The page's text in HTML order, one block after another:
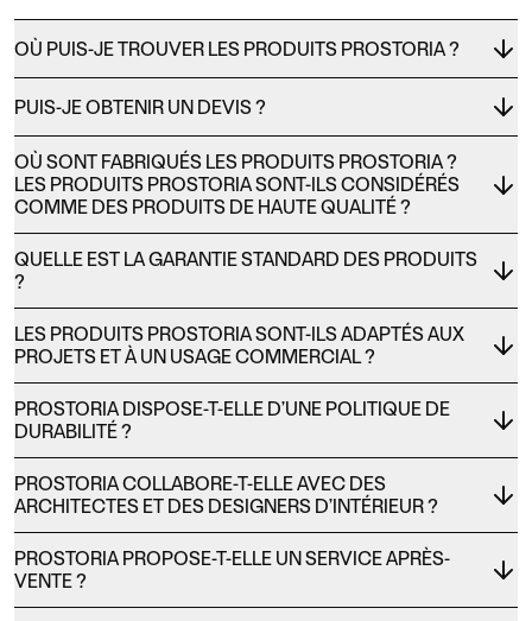
OÙ PUIS-JE TROUVER LES PRODUITS PROSTORIA ?
PUIS-JE OBTENIR UN DEVIS ?
OÙ SONT FABRIQUÉS LES PRODUITS PROSTORIA ?
LES PRODUITS PROSTORIA SONT-ILS CONSIDÉRÉS
COMME DES PRODUITS DE HAUTE QUALITÉ ?
QUELLE EST LA GARANTIE STANDARD DES PRODUITS
?
LES PRODUITS PROSTORIA SONT-ILS ADAPTÉS AUX
PROJETS ET À UN USAGE COMMERCIAL ?
PROSTORIA DISPOSE-T-ELLE D’UNE POLITIQUE DE
DURABILITÉ ?
PROSTORIA COLLABORE-T-ELLE AVEC DES
ARCHITECTES ET DES DESIGNERS D’INTÉRIEUR ?
PROSTORIA PROPOSE-T-ELLE UN SERVICE APRÈS-
VENTE ?